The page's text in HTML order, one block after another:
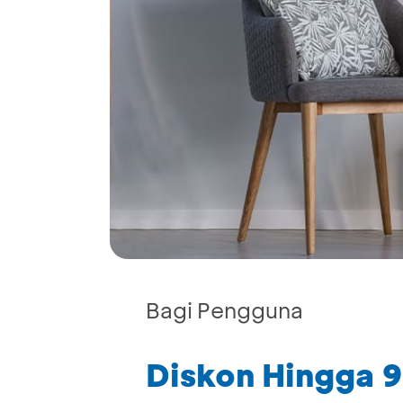
Bagi Pengguna
Diskon Hingga